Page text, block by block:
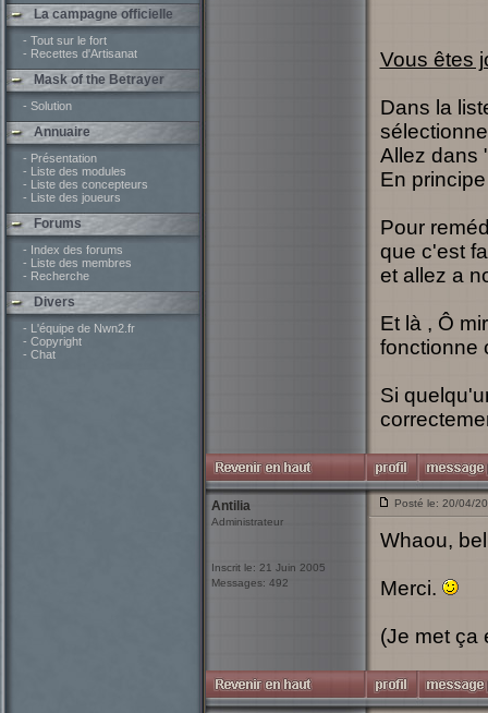
La campagne officielle
- Tout sur le fort
- Recettes d'Artisanat
Mask of the Betrayer
- Solution
Annuaire
- Présentation
- Liste des modules
- Liste des concepteurs
- Liste des joueurs
Forums
- Index des forums
- Liste des membres
- Recherche
Divers
- L'équipe de Nwn2.fr
- Copyright
- Chat
Vous êtes
Dans la
Allez dans
En
Pour
que c'est
et allez a
Et là , Ô
fonctionne
Si
Antilia
Administrateur
Inscrit le: 21 Juin 2005
Messages: 492
Posté le: 20/04/
Whaou,
Merci.
(Je met ça